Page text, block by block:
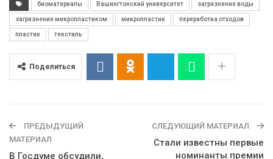
биоматериалы Вашингтонский университет загрязнение воды
загрязнение микропластиком микропластик переработка отходов
пластик текстиль
Поделиться
ПРЕДЫДУЩИЙ
МАТЕРИАЛ
В Госдуме обсудили,
СЛЕДУЮЩИЙ МАТЕРИАЛ
Стали известны первые
номинанты премии